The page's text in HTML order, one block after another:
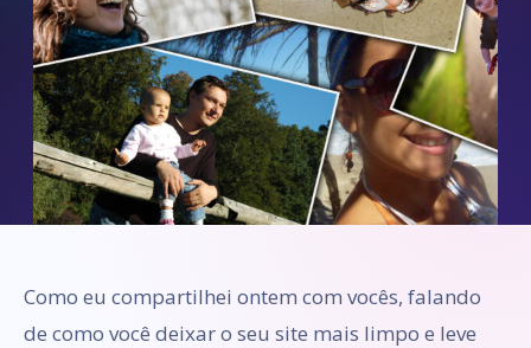
Como eu compartilhei ontem com vocês, falando
de como você deixar o seu site mais limpo e leve